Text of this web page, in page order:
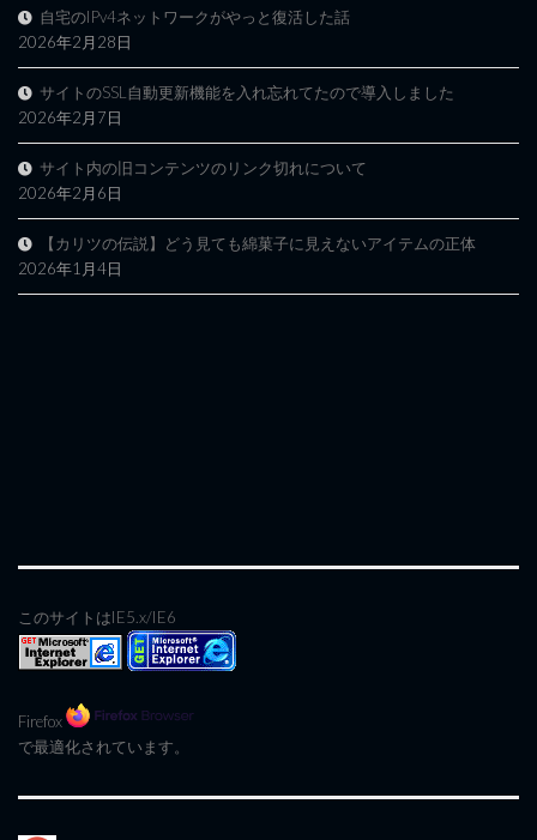
自宅のIPv4ネットワークがやっと復活した話
2026年2月28日
サイトのSSL自動更新機能を入れ忘れてたので導入しました
2026年2月7日
サイト内の旧コンテンツのリンク切れについて
2026年2月6日
【カリツの伝説】どう見ても綿菓子に見えないアイテムの正体
2026年1月4日
このサイトはIE5.x/IE6
Firefox
で最適化されています。